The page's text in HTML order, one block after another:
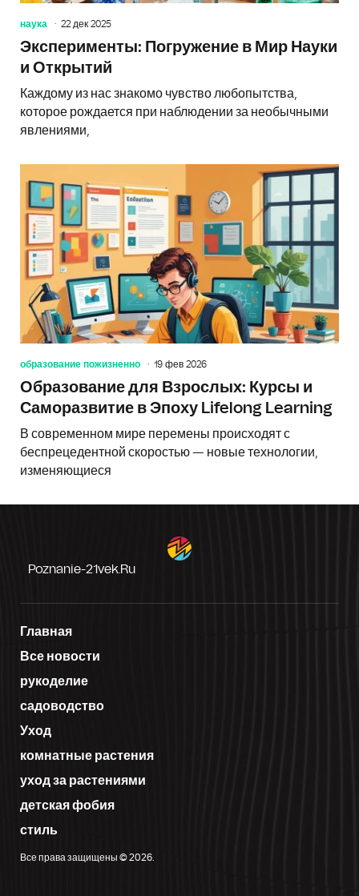
наука 22 дек 2025
Эксперименты: Погружение в Мир Науки
и Открытий
Каждому из нас знакомо чувство любопытства,
которое рождается при наблюдении за необычными
явлениями,
образование пожизненно 19 фев 2026
Образование для Взрослых: Курсы и
Саморазвитие в Эпоху Lifelong Learning
В современном мире перемены происходят с
беспрецедентной скоростью — новые технологии,
изменяющиеся
Poznanie-21vek.ru
Главная
Все новости
рукоделие
садоводство
Уход
комнатные растения
уход за растениями
детская фобия
стиль
Все права защищены © 2026.